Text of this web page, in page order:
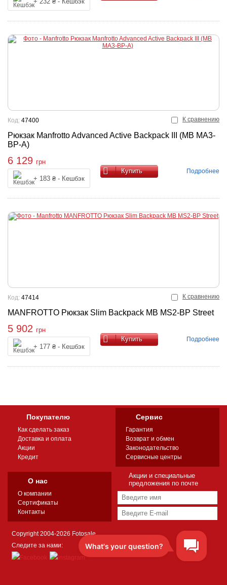
К сравнению
Рюкзак Manfrotto Advanced Active Backpack III (MB MA3-
BP-A)
Код: 47400
6 129 грн
+ 183 ₴ - Кешбэк
Купить Подробнее
К сравнению
MANFROTTO Рюкзак Slim Backpack MB MS2-BP Street
Код: 47414
5 902 грн
+ 177 ₴ - Кешбэк
Купить Подробнее
Покупателю
Как сделать заказ
Доставка и оплата
Акции
Кредит
Сервис
Гарантия
Возврат и обмен
Законодательство
Сервисные центры
О нас
О компании
Сертификаты
Контакты
Акции и специальные
предложения по почте
Copyright 2004-2026 Fotosale
Следите за нами: